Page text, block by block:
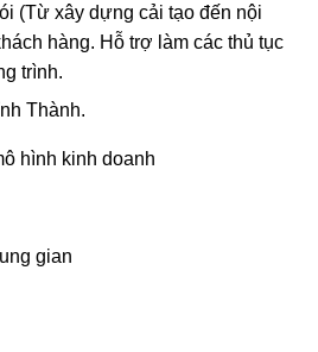
(Từ xây dựng cải tạo đến nội
hàng. Hỗ trợ làm các thủ tục
trình.
Thành.
hình kinh doanh
gian